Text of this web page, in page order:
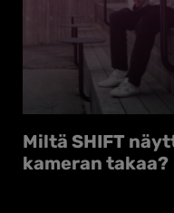
Miltä SHIFT
kameran takaa?